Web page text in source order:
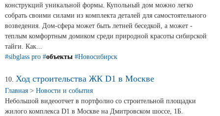
конструкций уникальной формы. Купольный дом можно легко
собрать своими силами из комплекта деталей для самостоятельного
возведения. Дом-сфера может быть летней беседкой, а может -
теплым комфортным домиком среди природной красоты сибирской
тайги. Как...
#sibglass pro #объекты #Новосибирск
10. Ход строительства ЖК D1 в Москве
Главная > Новости и события
Небольшой видеоотчет в портфолио со строительной площадки
жилого комплекса D1 в Москве на Дмитровском шоссе, 1Б.